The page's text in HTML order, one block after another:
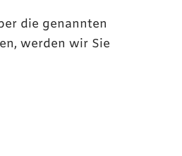
die genannten
werden wir Sie